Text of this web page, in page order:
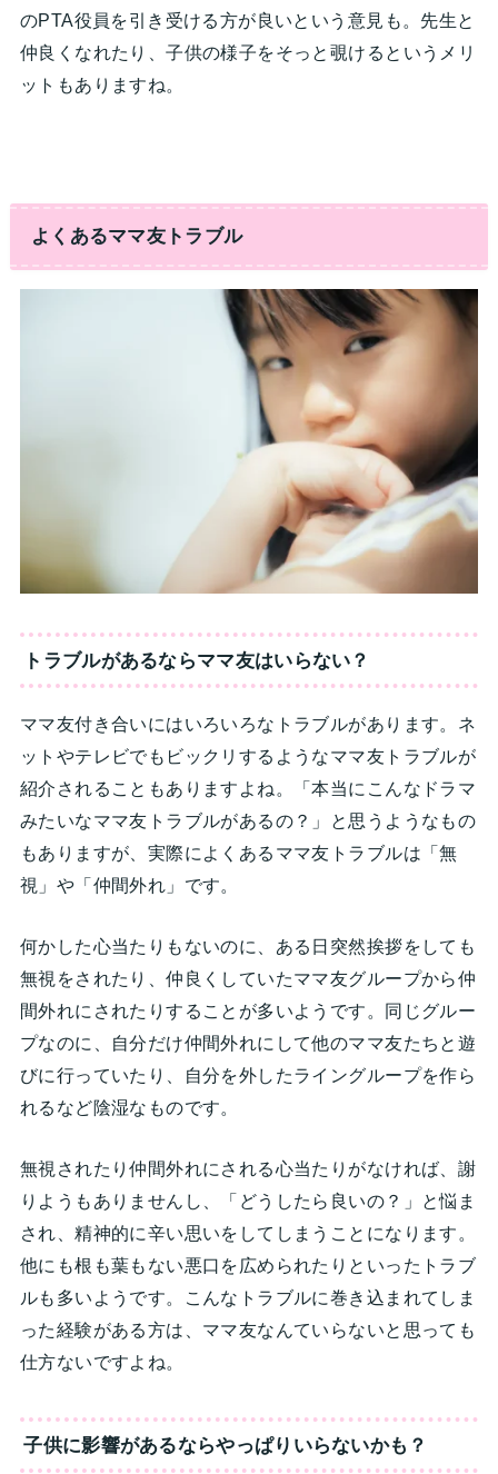
のPTA役員を引き受ける方が良いという意見も。先生と
仲良くなれたり、子供の様子をそっと覗けるというメリ
ットもありますね。
よくあるママ友トラブル
トラブルがあるならママ友はいらない？
ママ友付き合いにはいろいろなトラブルがあります。ネ
ットやテレビでもビックリするようなママ友トラブルが
紹介されることもありますよね。「本当にこんなドラマ
みたいなママ友トラブルがあるの？」と思うようなもの
もありますが、実際によくあるママ友トラブルは「無
視」や「仲間外れ」です。
何かした心当たりもないのに、ある日突然挨拶をしても
無視をされたり、仲良くしていたママ友グループから仲
間外れにされたりすることが多いようです。同じグルー
プなのに、自分だけ仲間外れにして他のママ友たちと遊
びに行っていたり、自分を外したライングループを作ら
れるなど陰湿なものです。
無視されたり仲間外れにされる心当たりがなければ、謝
りようもありませんし、「どうしたら良いの？」と悩ま
され、精神的に辛い思いをしてしまうことになります。
他にも根も葉もない悪口を広められたりといったトラブ
ルも多いようです。こんなトラブルに巻き込まれてしま
った経験がある方は、ママ友なんていらないと思っても
仕方ないですよね。
子供に影響があるならやっぱりいらないかも？